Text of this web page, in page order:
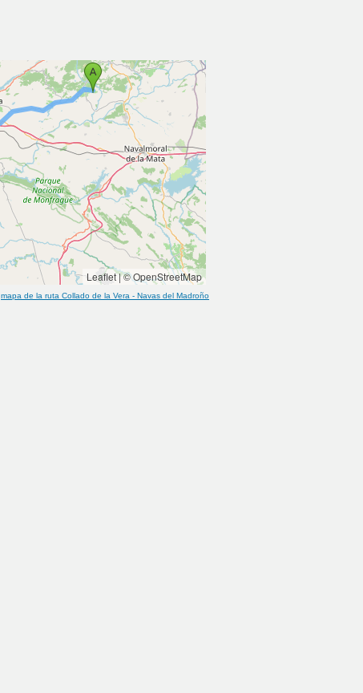
Leaflet|© OpenStreetMap
mapa de la ruta Collado de la Vera - Navas del Madroño